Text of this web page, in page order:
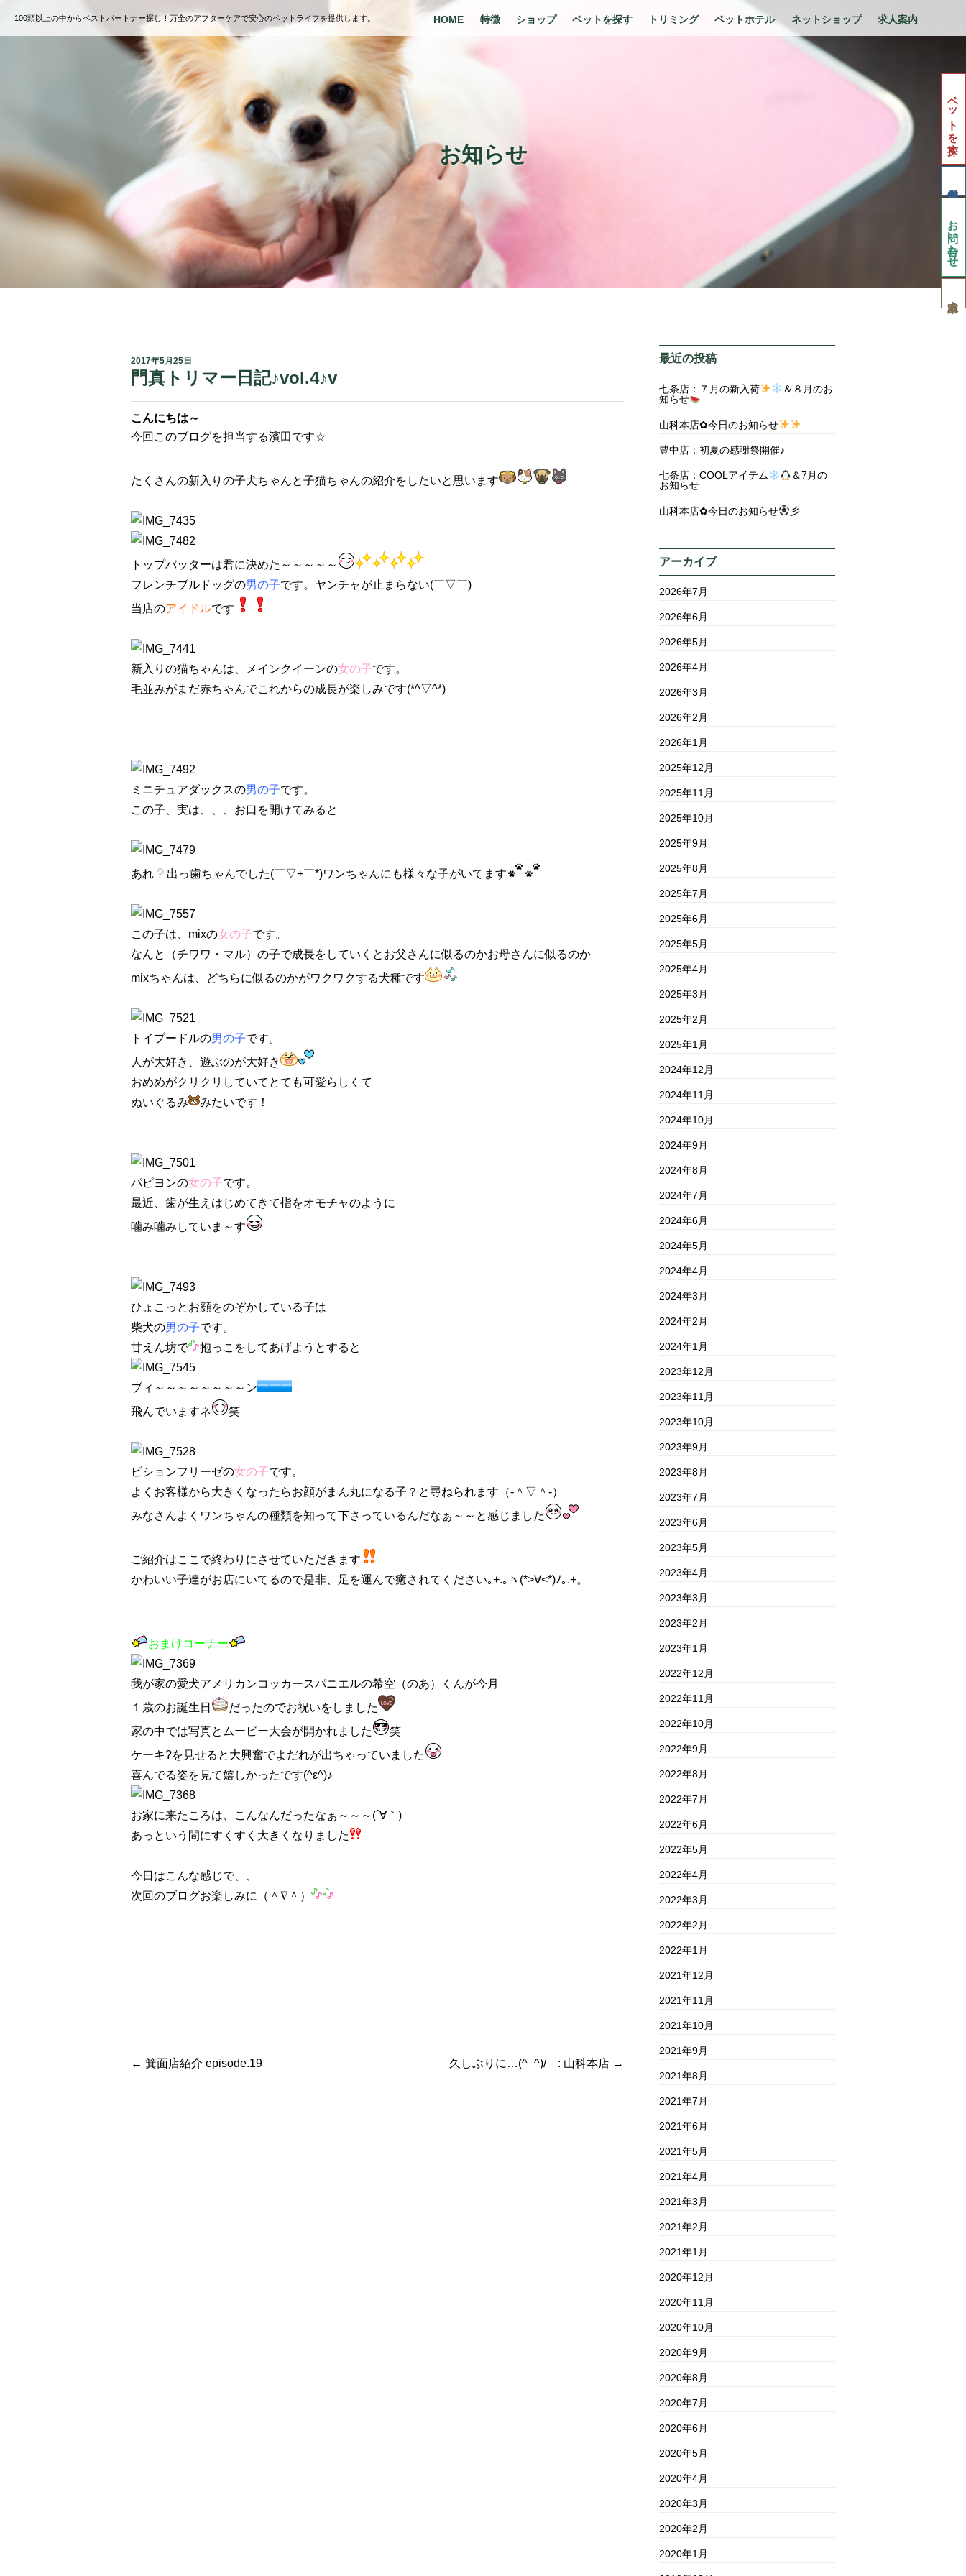
お知らせ
100頭以上の中からベストパートナー探し！万全のアフターケアで安心のペットライフを提供します。 HOME 特徴 ショップ ペットを探す トリミング ペットホテル ネットショップ 求人案内
ペットを探す
お問い合わせ
2017年5月25日
門真トリマー日記♪vol.4♪v
こんにちは～
今回このブログを担当する濱田です☆
たくさんの新入りの子犬ちゃんと子猫ちゃんの紹介をしたいと思います
トップバッターは君に決めた～～～～～
フレンチブルドッグの男の子です。ヤンチャが止まらない(￣▽￣)
当店のアイドルです
新入りの猫ちゃんは、メインクイーンの女の子です。
毛並みがまだ赤ちゃんでこれからの成長が楽しみです(*^▽^*)
ミニチュアダックスの男の子です。
この子、実は、、、お口を開けてみると
あれ 出っ歯ちゃんでした(￣▽+￣*)ワンちゃんにも様々な子がいてます
この子は、mixの女の子です。
なんと（チワワ・マル）の子で成長をしていくとお父さんに似るのかお母さんに似るのか
mixちゃんは、どちらに似るのかがワクワクする犬種です
トイプードルの男の子です。
人が大好き、遊ぶのが大好き
おめめがクリクリしていてとても可愛らしくて
ぬいぐるみ
みたいです！
パピヨンの女の子です。
最近、歯が生えはじめてきて指をオモチャのように
噛み噛みしていま～す
ひょこっとお顔をのぞかしている子は
柴犬の男の子です。
甘えん坊で
抱っこをしてあげようとすると
ブィ～～～～～～～～ン
飛んでいますネ
笑
ビションフリーゼの女の子です。
よくお客様から大きくなったらお顔がまん丸になる子？と尋ねられます（‐＾▽＾‐）
みなさんよくワンちゃんの種類を知って下さっているんだなぁ～～と感じました
ご紹介はここで終わりにさせていただきます
かわいい子達がお店にいてるので是非、足を運んで癒されてください｡+.｡ヽ(*>∀<*)ﾉ｡.+。
おまけコーナー
我が家の愛犬アメリカンコッカースパニエルの希空（のあ）くんが今月
１歳のお誕生日
だったのでお祝いをしました
家の中では写真とムービー大会が開かれました
笑
ケーキ?を見せると大興奮でよだれが出ちゃっていました
喜んでる姿を見て嬉しかったです(^ε^)♪
お家に来たころは、こんなんだったなぁ～～～(´∀｀)
あっという間にすくすく大きくなりました
今日はこんな感じで、、
次回のブログお楽しみに（＾∇＾）
← 箕面店紹介 episode.19 久しぶりに…(^_^)/ : 山科本店 →
最近の投稿
七条店：７月の新入荷
＆８月のお
知らせ
山科本店✿今日のお知らせ
豊中店：初夏の感謝祭開催♪
七条店：COOLアイテム
＆7月の
お知らせ
山科本店✿今日のお知らせ 彡
アーカイブ
2026年7月
2026年6月
2026年5月
2026年4月
2026年3月
2026年2月
2026年1月
2025年12月
2025年11月
2025年10月
2025年9月
2025年8月
2025年7月
2025年6月
2025年5月
2025年4月
2025年3月
2025年2月
2025年1月
2024年12月
2024年11月
2024年10月
2024年9月
2024年8月
2024年7月
2024年6月
2024年5月
2024年4月
2024年3月
2024年2月
2024年1月
2023年12月
2023年11月
2023年10月
2023年9月
2023年8月
2023年7月
2023年6月
2023年5月
2023年4月
2023年3月
2023年2月
2023年1月
2022年12月
2022年11月
2022年10月
2022年9月
2022年8月
2022年7月
2022年6月
2022年5月
2022年4月
2022年3月
2022年2月
2022年1月
2021年12月
2021年11月
2021年10月
2021年9月
2021年8月
2021年7月
2021年6月
2021年5月
2021年4月
2021年3月
2021年2月
2021年1月
2020年12月
2020年11月
2020年10月
2020年9月
2020年8月
2020年7月
2020年6月
2020年5月
2020年4月
2020年3月
2020年2月
2020年1月